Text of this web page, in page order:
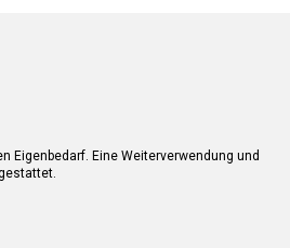
Eigenbedarf. Eine Weiterverwendung und